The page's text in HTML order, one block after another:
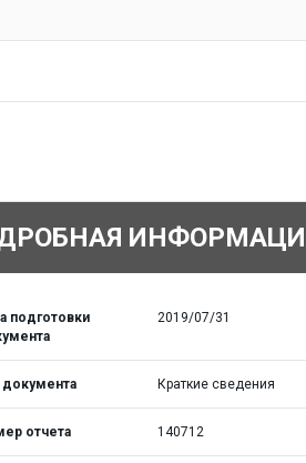
подготовки
2019/07/31
документа Краткие сведения
отчета 140712